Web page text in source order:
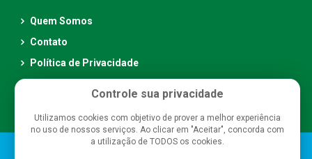
Quem Somos
Contato
Política de Privacidade
Controle sua privacidade
Utilizamos cookies com objetivo de prover a melhor experiência
no uso de nossos serviços. Ao clicar em "Aceitar", concorda com
a utilização de TODOS os cookies.